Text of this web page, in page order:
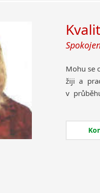
Mohu se
žiji a
v
překlady